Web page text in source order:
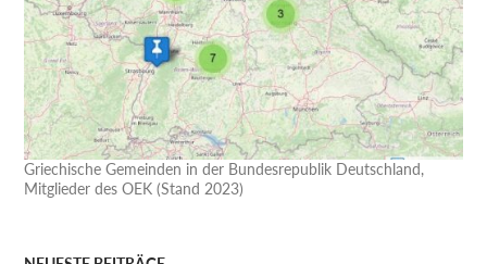
Griechische Gemeinden in der Bundesrepublik Deutschland,
Mitglieder des OEK (Stand 2023)